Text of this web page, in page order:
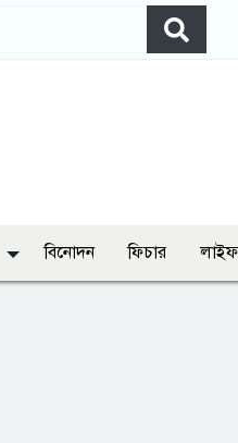
বিনোদন ফিচার